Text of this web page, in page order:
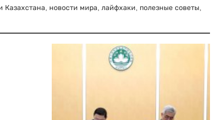
новости мира, лайфхаки, полезные советы,